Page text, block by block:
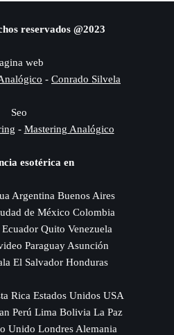
reservados @2023
web
- Conrado Silvela
Seo
- Mastering Analógico
esotérica en
Argentina Buenos Aires
de México Colombia
Ecuador Quito Venezuela
Paraguay Asunción
El Salvador Honduras
Rica Estados Unidos USA
Perú Lima Bolivia La Paz
Unido Londres Alemania